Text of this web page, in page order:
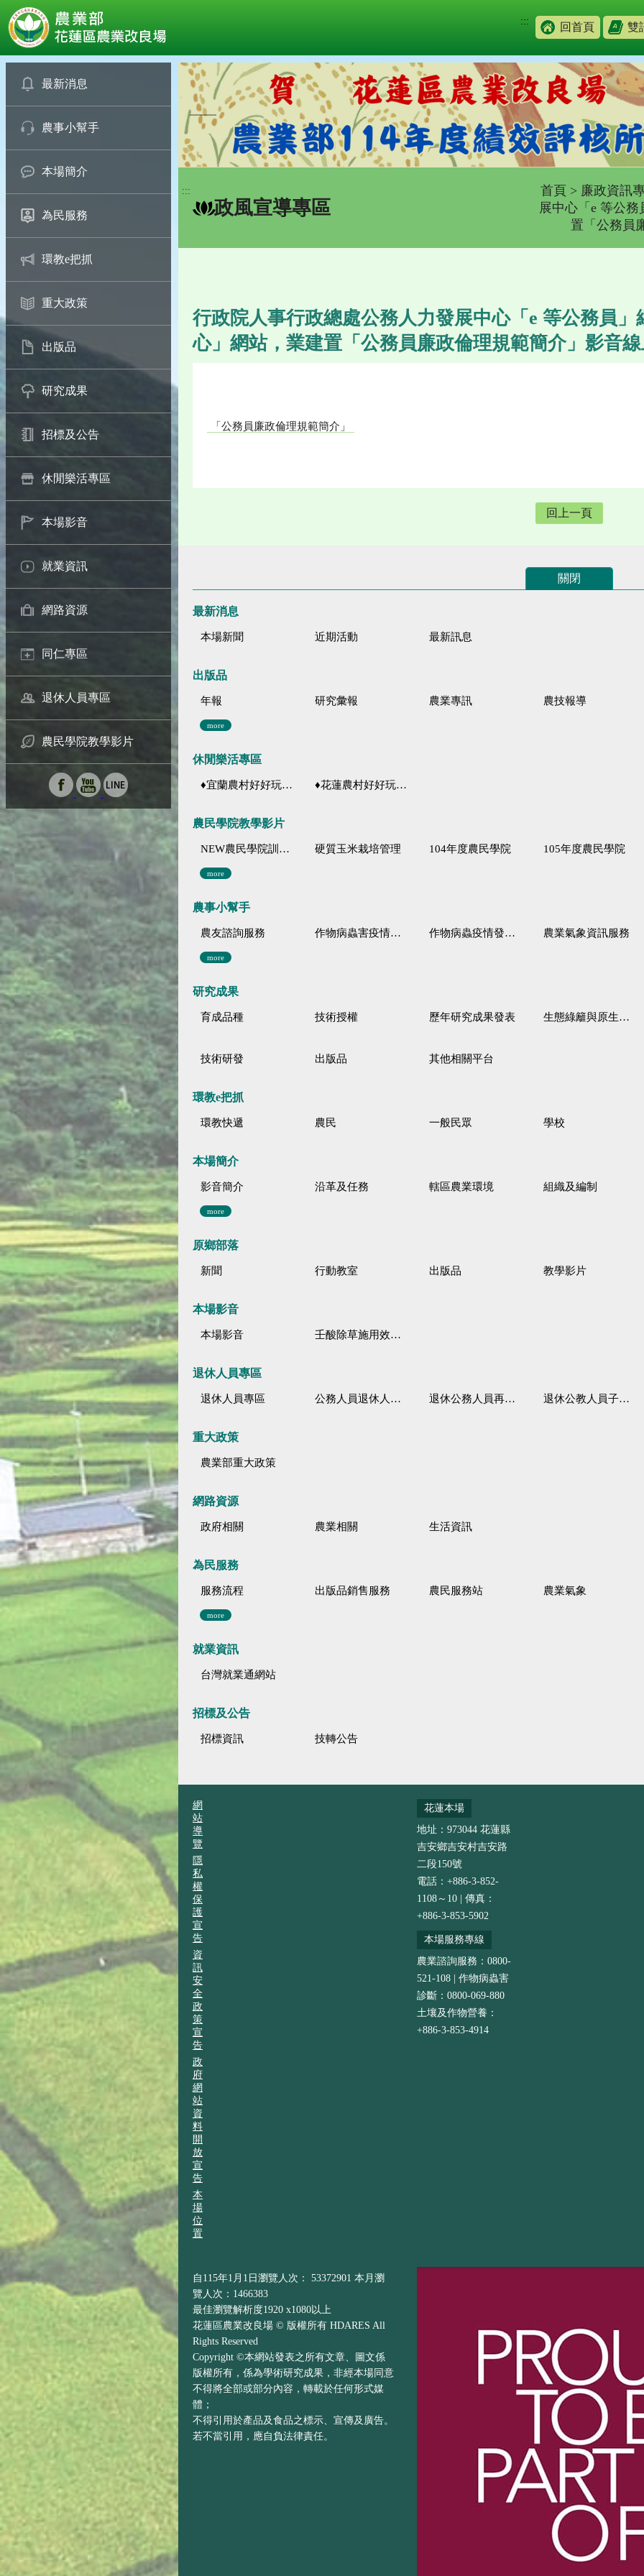
::: 回首頁 雙
最新消息
農事小幫手
本場簡介
為民服務
環教e把抓
重大政策
出版品
研究成果
招標及公告
休閒樂活專區
本場影音
就業資訊
網路資源
同仁專區
退休人員專區
農民學院教學影片
:::
政風宣導專區
首頁 > 廉政資訊
展中心「e 等公
置「公務員
行政院人事行政總處公務人力發展中心「e 等公務員
心」網站，業建置「公務員廉政倫理規範簡介」影音
「公務員廉政倫理規範簡介」
回上一頁
關閉
最新消息
本場新聞 近期活動 最新訊息
出版品
年報 研究彙報 農業專訊 農技報導
more
休閒樂活專區
♦宜蘭農村好好玩 ♦「農、藝、山、水」四條遊程推薦 ♦花蓮農村好好玩♦「原、生、慢、活」四條遊程推薦
農民學院教學影片
NEW農民學院訓練影音分類 硬質玉米栽培管理 104年度農民學院 105年度農民學院
more
農事小幫手
農友諮詢服務 作物病蟲害疫情警報 作物病蟲疫情發生預測 農業氣象資訊服務
more
研究成果
育成品種 技術授權 歷年研究成果發表 生態綠籬與原生野花植生毯
技術研發 出版品 其他相關平台
環教e把抓
環教快遞 農民 一般民眾 學校
本場簡介
影音簡介 沿革及任務 轄區農業環境 組織及編制
more
原鄉部落
新聞 行動教室 出版品 教學影片
本場影音
本場影音 壬酸除草施用效果觀察
退休人員專區
退休人員專區 公務人員退休人員法施行細則 退休公務人員再任職務 退休公教人員子女教育補助規定
重大政策
農業部重大政策
網路資源
政府相關 農業相關 生活資訊
為民服務
服務流程 出版品銷售服務 農民服務站 農業氣象
more
就業資訊
台灣就業通網站
招標及公告
招標資訊 技轉公告
網
站
導
覽
隱
私
權
保
護
宣
告
資
訊
安
全
政
策
宣
告
政
府
網
站
資
料
開
放
宣
告
本
場
位
置
花蓮本場
地址：973044 花蓮縣
吉安鄉吉安村吉安路
二段150號
電話：+886-3-852-
1108～10 | 傳真：
+886-3-853-5902
本場服務專線
農業諮詢服務：0800-
521-108 | 作物病蟲害
診斷：0800-069-880
土壤及作物營養：
+886-3-853-4914
自115年1月1日瀏覽人次： 53372901 本月瀏
覽人次：1466383
最佳瀏覽解析度1920 x1080以上
花蓮區農業改良場 © 版權所有 HDARES All
Rights Reserved
Copyright ©本網站發表之所有文章、圖文係
版權所有，係為學術研究成果，非經本場同意
不得將全部或部分內容，轉載於任何形式媒
體；
不得引用於產品及食品之標示、宣傳及廣告。
若不當引用，應自負法律責任。